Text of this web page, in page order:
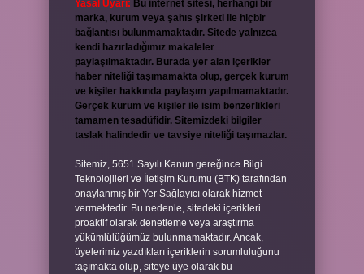
Yasal Uyarı: Bu internet sitesi, herhangi bir
marka, kurum veya şahıs şirketi ile hiçbir
bağlantısı bulunmamaktadır. Sitede yalnızca
kendi hazırladığımız makaleler
paylaşılmaktadır. Burada yer alan içerikler
haber niteliği taşımamakta olup, gerçek kurum
ve kişiler hakkında paylaşım yapılmamaktadır.
Gerçek kurum ve kişiler ile isim benzerlikleri
tamamen tesadüfidir. Sitemizdeki bilgiler
taslak halindedir ve tavsiye niteliği taşımazlar.
Sitemiz, 5651 Sayılı Kanun gereğince Bilgi
Teknolojileri ve İletişim Kurumu (BTK) tarafından
onaylanmış bir Yer Sağlayıcı olarak hizmet
vermektedir. Bu nedenle, sitedeki içerikleri
proaktif olarak denetleme veya araştırma
yükümlülüğümüz bulunmamaktadır. Ancak,
üyelerimiz yazdıkları içeriklerin sorumluluğunu
taşımakta olup, siteye üye olarak bu